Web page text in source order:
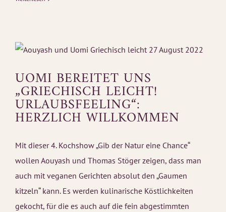
UOMI BEREITET UNS
„GRIECHISCH LEICHT!
URLAUBSFEELING“:
HERZLICH WILLKOMMEN
Mit dieser 4. Kochshow „Gib der Natur eine Chance“
wollen Aouyash und Thomas Stöger zeigen, dass man
auch mit veganen Gerichten absolut den „Gaumen
kitzeln“ kann. Es werden kulinarische Köstlichkeiten
gekocht, für die es auch auf die fein abgestimmten